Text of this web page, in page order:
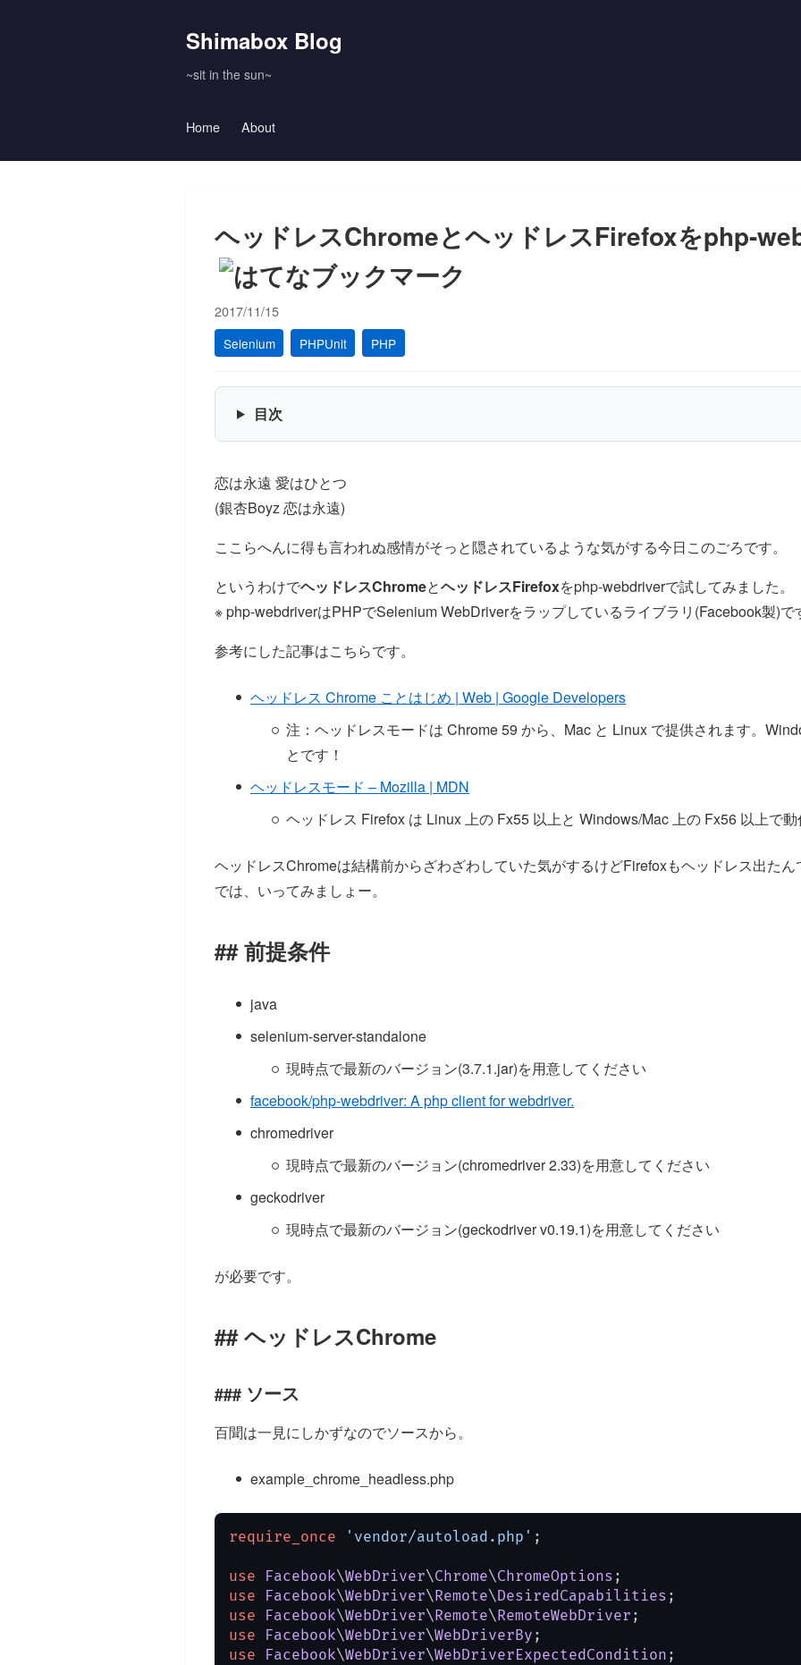
Shimabox Blog
~sit in the sun~
Home About
ヘッドレスChromeとヘッドレスFirefoxをphp-
2017/11/15
Selenium PHPUnit PHP
目次
恋は永遠 愛はひとつ
(銀杏Boyz 恋は永遠)
ここらへんに得も言われぬ感情がそっと隠されているような気がする今日このごろです。
というわけでヘッドレスChromeとヘッドレスFirefoxをphp-webdriverで試してみました。
※ php-webdriverはPHPでSelenium WebDriverをラップしているライブラリ(Facebook製)で
参考にした記事はこちらです。
ヘッドレス Chrome ことはじめ | Web | Google Developers
注：ヘッドレスモードは Chrome 59 から、Mac と Linux で提供されます。
とです！
ヘッドレスモード – Mozilla | MDN
ヘッドレス Firefox は Linux 上の Fx55 以上と Windows/Mac 上の Fx56 以上で
ヘッドレスChromeは結構前からざわざわしていた気がするけどFirefoxもヘッドレス出たん
では、いってみましょー。
前提条件
java
selenium-server-standalone
現時点で最新のバージョン(3.7.1.jar)を用意してください
facebook/php-webdriver: A php client for webdriver.
chromedriver
現時点で最新のバージョン(chromedriver 2.33)を用意してください
geckodriver
現時点で最新のバージョン(geckodriver v0.19.1)を用意してください
が必要です。
ヘッドレスChrome
ソース
百聞は一見にしかずなのでソースから。
example_chrome_headless.php
require_once 'vendor/autoload.php' ;
use Facebook\WebDriver\Chrome\ChromeOptions
use
Facebook\WebDriver\Remote\DesiredCapabilities
use
Facebook\WebDriver\Remote\RemoteWebDriver
use
Facebook\WebDriver\WebDriverBy
use
Facebook\WebDriver\WebDriverExpectedCondition ;